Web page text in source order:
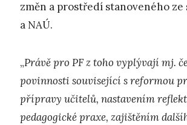
změn a prostředí stanoveného ze
a NAÚ.
„Právě pro PF z toho vyplývají mj.
povinnosti související s reformou
přípravy učitelů, nastavením
pedagogické praxe, zajištěním